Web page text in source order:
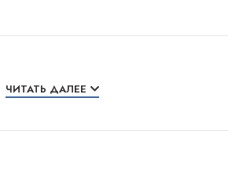
ЧИТАТЬ ДАЛЕЕ